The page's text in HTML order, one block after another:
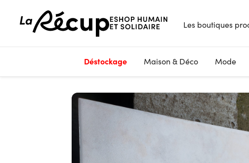
Les boutiques
Déstockage Maison & Déco Mode